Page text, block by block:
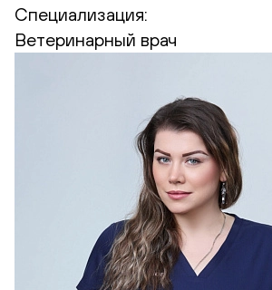
Специализация:
Ветеринарный врач